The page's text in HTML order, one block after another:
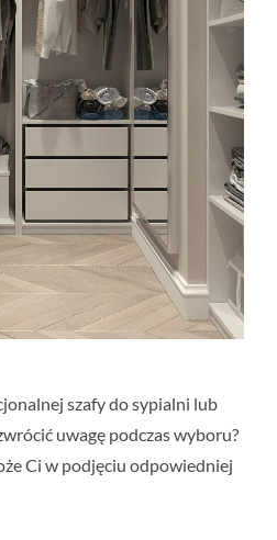
szafy do sypialni lub
uwagę podczas wyboru?
Ci w podjęciu odpowiedniej